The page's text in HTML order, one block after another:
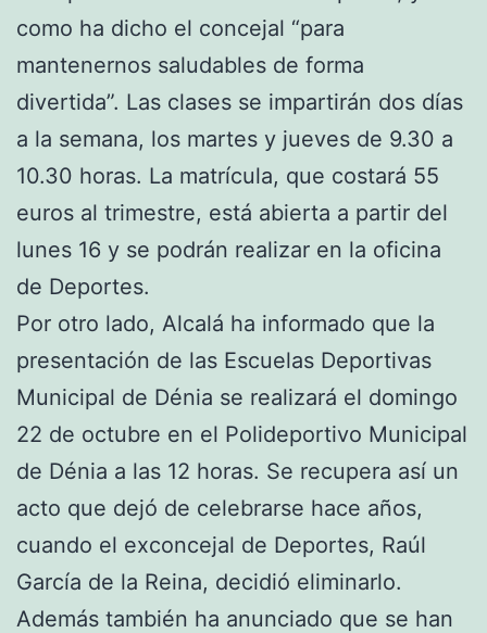
como ha dicho el concejal “para
mantenernos saludables de forma
divertida”. Las clases se impartirán dos días
a la semana, los martes y jueves de 9.30 a
10.30 horas. La matrícula, que costará 55
euros al trimestre, está abierta a partir del
lunes 16 y se podrán realizar en la oficina
de Deportes.
Por otro lado, Alcalá ha informado que la
presentación de las Escuelas Deportivas
Municipal de Dénia se realizará el domingo
22 de octubre en el Polideportivo Municipal
de Dénia a las 12 horas. Se recupera así un
acto que dejó de celebrarse hace años,
cuando el exconcejal de Deportes, Raúl
García de la Reina, decidió eliminarlo.
Además también ha anunciado que se han